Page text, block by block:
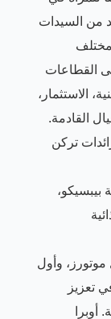
من السيدات
مختلف
القطاعات
الاستثمار،
القادمة.
أعمال رائدات تركن
بيبسيكو،
موتورز، وأول
تعزيز